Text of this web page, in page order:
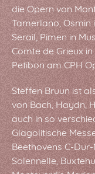
die Opern von
Tamerlano, Osmin
Serail, Pimen in
Comte de Grieux
Petibon am CPH
Steffen Bruun ist
von Bach, Haydn,
auch in so
Glagolitische
Beethovens C-
Solennelle,